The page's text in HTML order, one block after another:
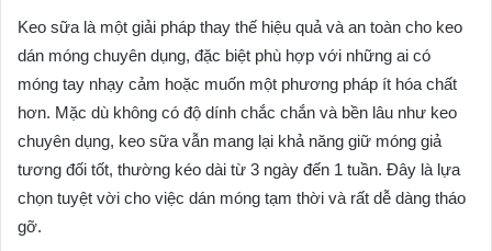
Keo sữa là một giải pháp thay thế hiệu quả và an toàn cho keo
dán móng chuyên dụng, đặc biệt phù hợp với những ai có
móng tay nhạy cảm hoặc muốn một phương pháp ít hóa chất
hơn. Mặc dù không có độ dính chắc chắn và bền lâu như keo
chuyên dụng, keo sữa vẫn mang lại khả năng giữ móng giả
tương đối tốt, thường kéo dài từ 3 ngày đến 1 tuần. Đây là lựa
chọn tuyệt vời cho việc dán móng tạm thời và rất dễ dàng tháo
gỡ.